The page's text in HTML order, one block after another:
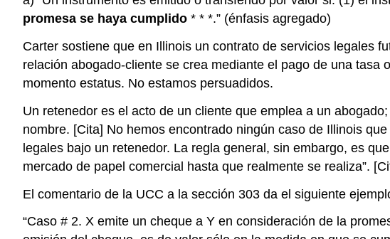
promesa se haya cumplido * * *.” (énfasis agregado)
Carter sostiene que en Illinois un contrato de servicios legales
relación abogado-cliente se crea mediante el pago de una
momento estatus. No estamos persuadidos.
Un retenedor es el acto de un cliente que emplea a un
nombre. [Cita] No hemos encontrado ningún caso de Illinois
legales bajo un retenedor. La regla general, sin embargo, es
mercado de papel comercial hasta que realmente se realiza”.
El comentario de la UCC a la sección 303 da el siguiente
“Caso # 2. X emite un cheque a Y en consideración de la